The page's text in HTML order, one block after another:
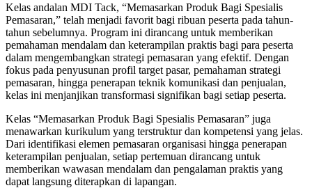
Kelas andalan MDI Tack, “Memasarkan Produk Bagi Spesialis
Pemasaran,” telah menjadi favorit bagi ribuan peserta pada tahun-
tahun sebelumnya. Program ini dirancang untuk memberikan
pemahaman mendalam dan keterampilan praktis bagi para peserta
dalam mengembangkan strategi pemasaran yang efektif. Dengan
fokus pada penyusunan profil target pasar, pemahaman strategi
pemasaran, hingga penerapan teknik komunikasi dan penjualan,
kelas ini menjanjikan transformasi signifikan bagi setiap peserta.
Kelas “Memasarkan Produk Bagi Spesialis Pemasaran” juga
menawarkan kurikulum yang terstruktur dan kompetensi yang jelas.
Dari identifikasi elemen pemasaran organisasi hingga penerapan
keterampilan penjualan, setiap pertemuan dirancang untuk
memberikan wawasan mendalam dan pengalaman praktis yang
dapat langsung diterapkan di lapangan.